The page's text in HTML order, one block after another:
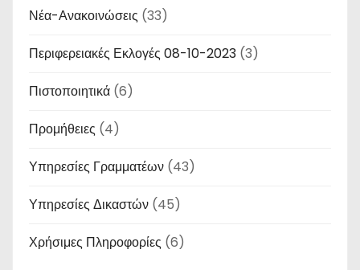
σ
η
ά
ρ
ω
ν
Νέα-Ανακοινώσεις (33)
Περιφερειακές Εκλογές 08-10-2023 (3)
Πιστοποιητικά (6)
Προμήθειες (4)
Υπηρεσίες Γραμματέων (43)
Υπηρεσίες Δικαστών (45)
Χρήσιμες Πληροφορίες (6)